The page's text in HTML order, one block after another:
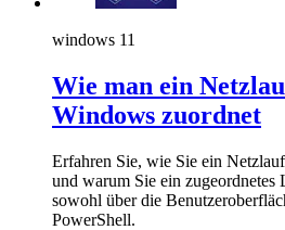
windows 11
Wie man ein
Windows zuordnet
Erfahren Sie, wie Sie ein
und warum Sie ein
sowohl über die
PowerShell.